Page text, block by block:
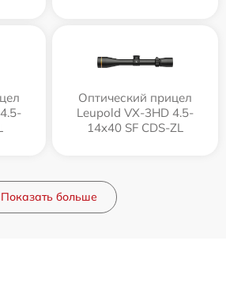
Оптический прицел
Leupold VX-3HD 4.5-
14x40 SF CDS-ZL
Показать больше